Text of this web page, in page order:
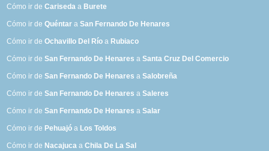
Cómo ir deCariseda a Burete
Cómo ir deQuéntar aSan Fernando De Henares
Cómo ir deOchavillo Del Río a Rubiaco
Cómo ir deSan Fernando De Henares aSanta Cruz Del Comercio
Cómo ir deSan Fernando De Henares aSalobreña
Cómo ir deSan Fernando De Henares aSaleres
Cómo ir deSan Fernando De Henares aSalar
Cómo ir de Pehuajó a Los Toldos
Cómo ir de Nacajuca aChila De La Sal